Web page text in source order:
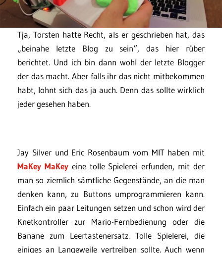
Tja, Torsten hatte Recht, als er geschrieben hat, das
„beinahe letzte Blog zu sein“, das hier rüber
berichtet. Und ich bin dann wohl der letzte Blogger
der das macht. Aber falls ihr das nicht mitbekommen
habt, lohnt sich das ja auch. Denn das sollte wirklich
jeder gesehen haben.
Jay Silver und Eric Rosenbaum vom MIT haben mit
MaKey MaKeyeine tolle Spielerei erfunden, mit der
man so ziemlich sämtliche Gegenstände, an die man
denken kann, zu Buttons umprogrammieren kann.
Einfach ein paar Leitungen setzen und schon wird der
Knetkontroller zur Mario-Fernbedienung oder die
Banane zum Leertastenersatz. Tolle Spielerei, die
einiges an Langeweile vertreiben sollte. Auch wenn